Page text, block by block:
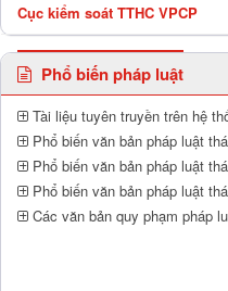
Cục kiểm soát TTHC VPCP
Phổ biến pháp luật
Tài liệu tuyên truyền trên hệ
Phổ biến văn bản pháp luật
Phổ biến văn bản pháp luật
Phổ biến văn bản pháp luật
Các văn bản quy phạm pháp